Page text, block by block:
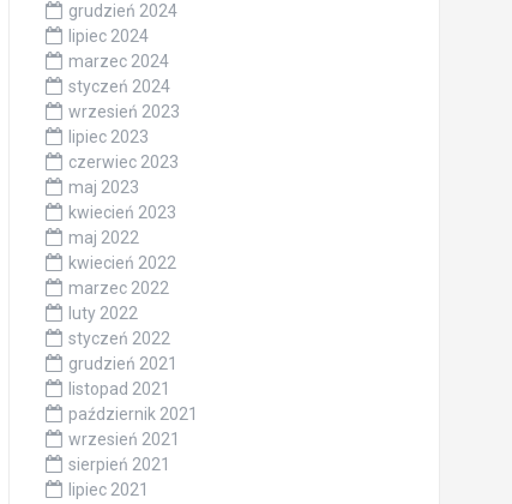
grudzień 2024
lipiec 2024
marzec 2024
styczeń 2024
wrzesień 2023
lipiec 2023
czerwiec 2023
maj 2023
kwiecień 2023
maj 2022
kwiecień 2022
marzec 2022
luty 2022
styczeń 2022
grudzień 2021
listopad 2021
październik 2021
wrzesień 2021
sierpień 2021
lipiec 2021